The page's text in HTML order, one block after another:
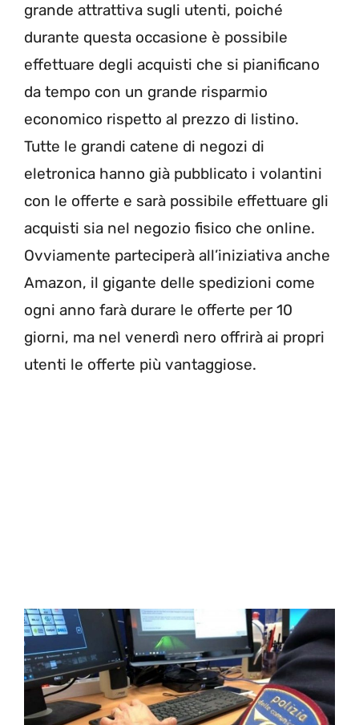
grande attrattiva sugli utenti, poiché
durante questa occasione è possibile
effettuare degli acquisti che si pianificano
da tempo con un grande risparmio
economico rispetto al prezzo di listino.
Tutte le grandi catene di negozi di
eletronica hanno già pubblicato i volantini
con le offerte e sarà possibile effettuare gli
acquisti sia nel negozio fisico che online.
Ovviamente parteciperà all’iniziativa anche
Amazon, il gigante delle spedizioni come
ogni anno farà durare le offerte per 10
giorni, ma nel venerdì nero offrirà ai propri
utenti le offerte più vantaggiose.